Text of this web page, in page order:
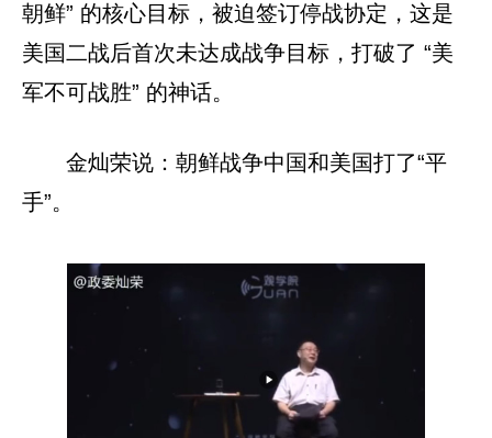
朝鲜” 的核心目标，被迫签订停战协定，这是
美国二战后首次未达成战争目标，打破了 “美
军不可战胜” 的神话。
金灿荣说：朝鲜战争中国和美国打了“平
手”。